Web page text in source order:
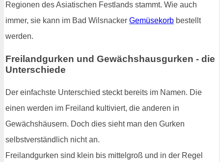
Regionen des Asiatischen Festlands stammt. Wie auch
immer, sie kann im Bad Wilsnacker Gemüsekorb bestellt
werden.
Freilandgurken und Gewächshausgurken - die
Unterschiede
Der einfachste Unterschied steckt bereits im Namen. Die
einen werden im Freiland kultiviert, die anderen in
Gewächshäusern. Doch dies sieht man den Gurken
selbstverständlich nicht an.
Freilandgurken sind klein bis mittelgroß und in der Regel